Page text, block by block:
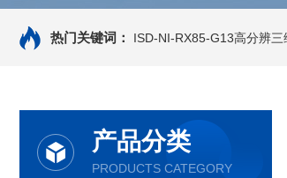
热门关键词： ISD-NI-RX85-G13高分辨三
产品分类
PRODUCTS CATEGORY